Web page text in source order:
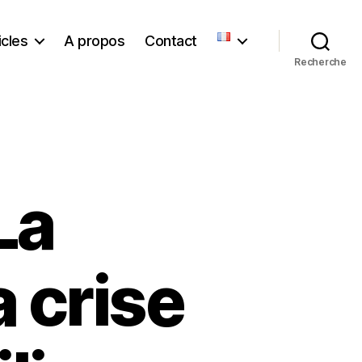
A propos Contact
Recherche
crise